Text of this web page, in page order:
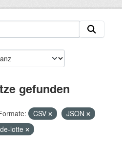
gefunden
CSV
JSON
lotte